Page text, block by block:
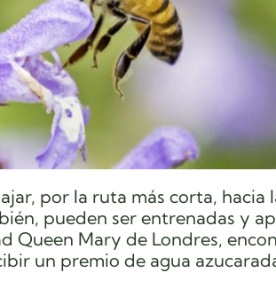
por la ruta más corta,
pueden ser entrenadas y
Queen Mary de Londres,
un premio de agua